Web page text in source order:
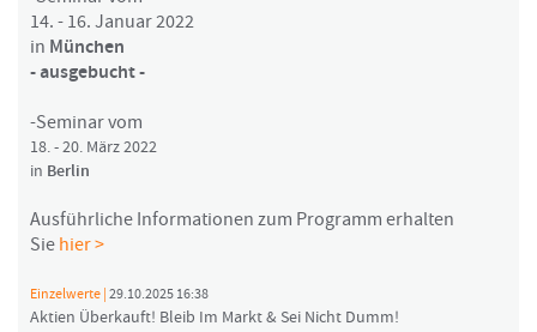
14. - 16. Januar 2022
in München
- ausgebucht -
-Seminar vom
18. - 20. März 2022
in Berlin
Ausführliche Informationen zum Programm erhalten
Sie hier >
Einzelwerte | 29.10.2025 16:38
Aktien Überkauft! Bleib Im Markt & Sei Nicht Dumm!